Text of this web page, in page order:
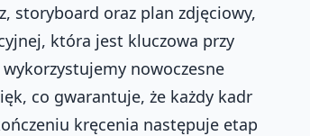
storyboard oraz plan zdjęciowy,
która jest kluczowa przy
nowoczesne
co gwarantuje, że każdy kadr
kręcenia następuje etap